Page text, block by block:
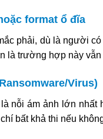
format ổ đĩa
phải, dù là người
là trường hợp này
Virus)
nỗi ám ảnh lớn
bất khả thi nếu